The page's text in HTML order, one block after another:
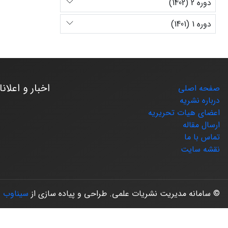
دوره 2 (1402)
دوره 1 (1401)
صفحه اصلی
درباره نشریه
اعضای هیات تحریریه
ارسال مقاله
تماس با ما
نقشه سایت
اخبار و
© سامانه مدیریت نشریات علمی. طراحی و پیاده سازی از سیناوب